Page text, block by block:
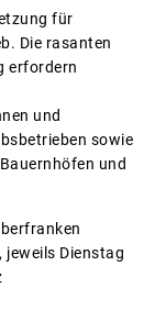
für
Die rasanten
erfordern
und
sowie
und
jeweils Dienstag